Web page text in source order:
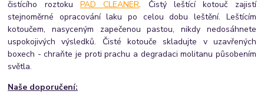
čistícího roztoku PAD CLEANER. Čistý leštící kotouč zajistí
stejnoměrné opracování laku po celou dobu leštění. Leštícím
kotoučem, nasyceným zapečenou pastou, nikdy nedosáhnete
uspokojivých výsledků. Čisté kotouče skladujte v uzavřených
boxech - chraňte je proti prachu a degradaci molitanu působením
světla.
Naše doporučení: